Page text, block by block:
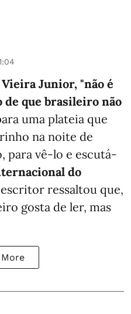
Junior, "não é
de que brasileiro não
uma plateia que
na noite de
para vê-lo e escutá-
do
ressaltou que,
gosta de ler, mas
More